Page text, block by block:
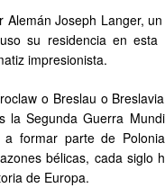
Joseph Langer,
su residencia en esta
impresionista.
o Breslau o
Segunda Guerra
a formar parte de
bélicas, cada siglo
de Europa.